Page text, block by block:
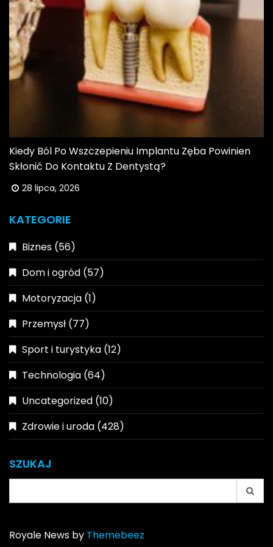
Kiedy Ból Po Wszczepieniu Implantu Zęba Powinien
Skłonić Do Kontaktu Z Dentystą?
28 lipca, 2026
KATEGORIE
Biznes (56)
Dom i ogród (57)
Motoryzacja (1)
Przemysł (77)
Sport i turystyka (12)
Technologia (64)
Uncategorized (10)
Zdrowie i uroda (428)
SZUKAJ
for:
Royale News by Themebeez